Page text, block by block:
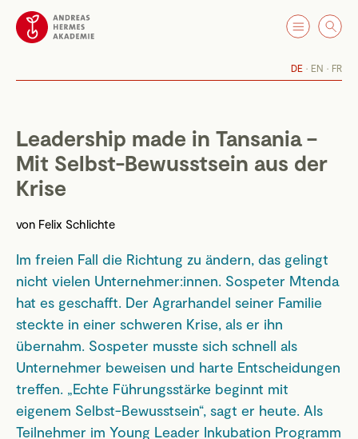
DE EN FR
Leadership made in Tansania –
Mit Selbst-Bewusstsein aus der
Krise
von Felix Schlichte
Im freien Fall die Richtung zu ändern, das gelingt
nicht vielen Unternehmer:innen. Sospeter Mtenda
hat es geschafft. Der Agrarhandel seiner Familie
steckte in einer schweren Krise, als er ihn
übernahm. Sospeter musste sich schnell als
Unternehmer beweisen und harte Entscheidungen
treffen. „Echte Führungsstärke beginnt mit
eigenem Selbst-Bewusstsein“, sagt er heute. Als
Teilnehmer im Young Leader Inkubation Programm